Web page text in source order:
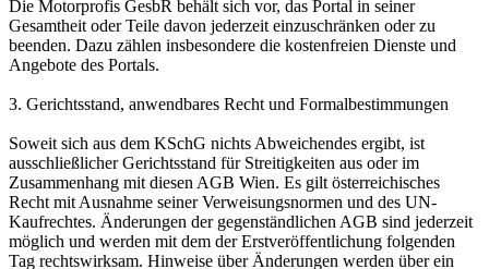
Die Motorprofis GesbR behält sich vor, das Portal in seiner
Gesamtheit oder Teile davon jederzeit einzuschränken oder zu
beenden. Dazu zählen insbesondere die kostenfreien Dienste und
Angebote des Portals.
3. Gerichtsstand, anwendbares Recht und Formalbestimmungen
Soweit sich aus dem KSchG nichts Abweichendes ergibt, ist
ausschließlicher Gerichtsstand für Streitigkeiten aus oder im
Zusammenhang mit diesen AGB Wien. Es gilt österreichisches
Recht mit Ausnahme seiner Verweisungsnormen und des UN-
Kaufrechtes. Änderungen der gegenständlichen AGB sind jederzeit
möglich und werden mit dem der Erstveröffentlichung folgenden
Tag rechtswirksam. Hinweise über Änderungen werden über ein